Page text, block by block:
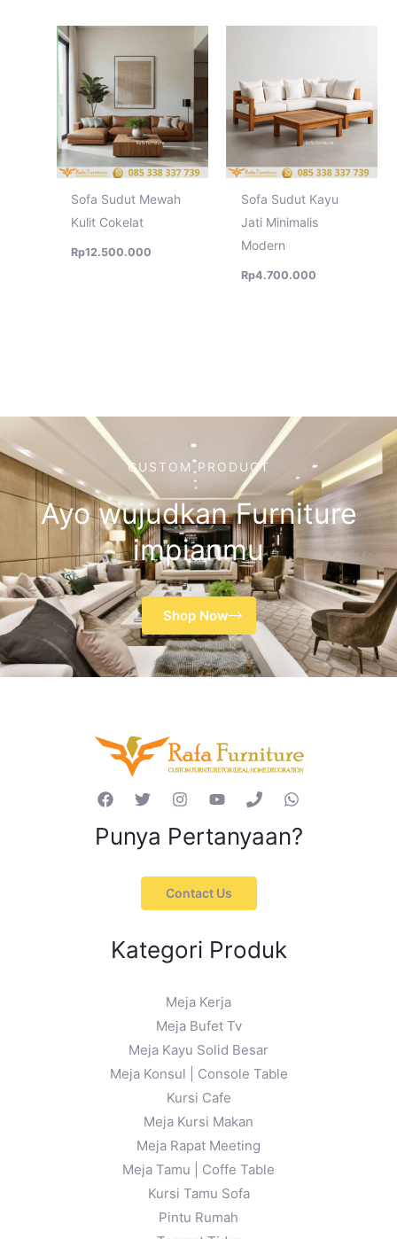
Sofa Sudut Mewah
Kulit Cokelat
Rp12.500.000
Sofa Sudut Kayu
Jati Minimalis
Modern
Rp4.700.000
CUSTOM PRODUCT
Ayo wujudkan Furniture
impianmu
Shop Now
Punya Pertanyaan?
Contact Us
Kategori Produk
Meja Kerja
Meja Bufet Tv
Meja Kayu Solid Besar
Meja Konsul | Console Table
Kursi Cafe
Meja Kursi Makan
Meja Rapat Meeting
Meja Tamu | Coffe Table
Kursi Tamu Sofa
Pintu Rumah